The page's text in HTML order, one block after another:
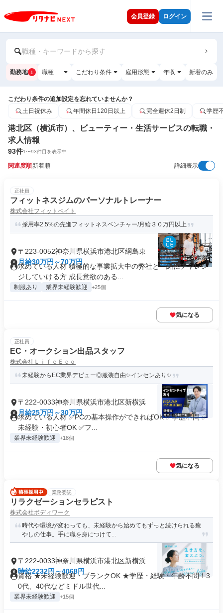
会員登録 ログイン
職種・キーワードから探す
勤務地 1 職種 こだわり条件 雇用形態 年収 新着のみ
こだわり条件の追加設定を忘れていませんか？
土日祝休み
年間休日120日以上 完全週休2日制 学歴
港北区（横浜市）、ビューティー・生活サービスの転職・
求人情報
93件1〜93件目を表示中
関連度順新着順 詳細表示
正社員
フィットネスジムのパーソナルトレーナー
株式会社フィットベイト
採用率2.5%の先進フィットネスベンチャー/月給３０万円以上
〒223-0052神奈川県横浜市港北区綱島東
月給30万円～70万円
求めている人材 積極的な事業拡大中の弊社と一緒にチャレン
ジしていける方 成長意欲のある...
制服あり 業界未経験歓迎 +25個
気になる
正社員
EC・オークション出品スタッフ
株式会社ＬｉｆｅＥｃｏ
未経験からEC業界デビュー◎服装自由✨インセンあり✨
〒222-0033神奈川県横浜市港北区新横浜
月給25万円～30万円
求めている人材 ✅PCの基本操作ができればOK ✅学歴不問 ✅
未経験・初心者OK ✅フ...
業界未経験歓迎 +18個
気になる
業務委託
リラクゼーションセラピスト
株式会社ボディワーク
時代や環境が変わっても、未経験から始めてもずっと続けられる癒
やしの仕事。手に職を身につけて...
〒222-0033神奈川県横浜市港北区新横浜
時給2232円～4068円
資格 ★未経験歓迎・ブランクOK ★学歴・経験・年齢不問！3
0代、40代などミドル世代...
業界未経験歓迎 +15個